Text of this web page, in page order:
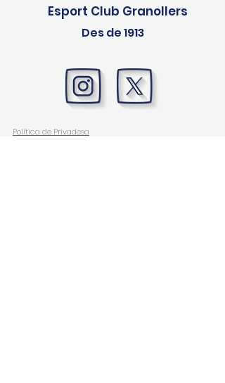
Esport Club Granollers
Des de 1913
Política de Privadesa